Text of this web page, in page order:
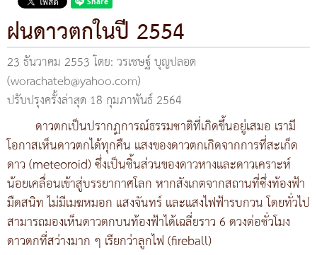
ฝนดาวตกในปี 2554
23 ธันวาคม 2553โดย: วรเชษฐ์ บุญปลอด
(worachateb@yahoo.com)
ปรับปรุงครั้งล่าสุด 18 กุมภาพันธ์ 2564
ดาวตกเป็นปรากฏการณ์ธรรมชาติที่เกิดขึ้นอยู่เสมอ เรามี
โอกาสเห็นดาวตกได้ทุกคืน แสงของดาวตกเกิดจากการที่สะเก็ด
ดาว (meteoroid) ซึ่งเป็นชิ้นส่วนของดาวหางและดาวเคราะห์
น้อยเคลื่อนเข้าสู่บรรยากาศโลก หากสังเกตจากสถานที่ซึ่งท้องฟ้า
มืดสนิท ไม่มีเมฆหมอก แสงจันทร์ และแสงไฟฟ้ารบกวน โดยทั่วไป
สามารถมองเห็นดาวตกบนท้องฟ้าได้เฉลี่ยราว 6 ดวงต่อชั่วโมง
ดาวตกที่สว่างมาก ๆ เรียกว่าลูกไฟ (fireball)